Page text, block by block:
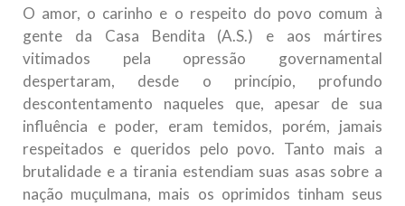
O amor, o carinho e o respeito do povo comum à
gente da Casa Bendita (A.S.) e aos mártires
vitimados pela opressão governamental
despertaram, desde o princípio, profundo
descontentamento naqueles que, apesar de sua
influência e poder, eram temidos, porém, jamais
respeitados e queridos pelo povo. Tanto mais a
brutalidade e a tirania estendiam suas asas sobre a
nação muçulmana, mais os oprimidos tinham seus